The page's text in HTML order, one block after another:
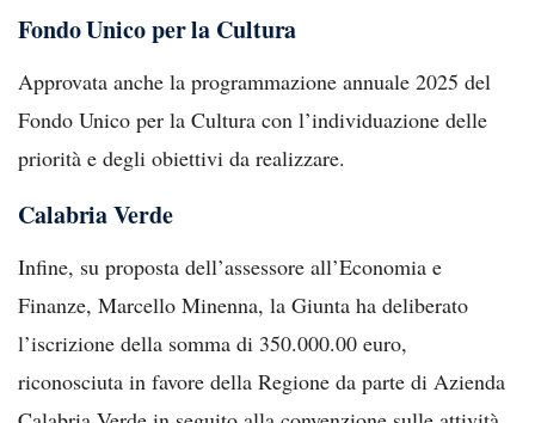
Fondo Unico per la Cultura
Approvata anche la programmazione annuale 2025 del
Fondo Unico per la Cultura con l’individuazione delle
priorità e degli obiettivi da realizzare.
Calabria Verde
Infine, su proposta dell’assessore all’Economia e
Finanze, Marcello Minenna, la Giunta ha deliberato
l’iscrizione della somma di 350.000.00 euro,
riconosciuta in favore della Regione da parte di Azienda